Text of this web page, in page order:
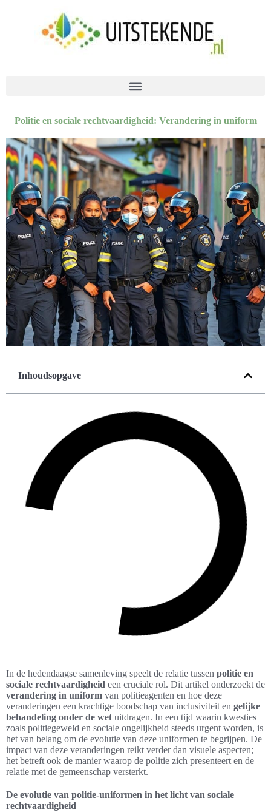
Politie en sociale rechtvaardigheid: Verandering in uniform
Inhoudsopgave
In de hedendaagse samenleving speelt de relatie tussen politie en
sociale rechtvaardigheid een cruciale rol. Dit artikel onderzoekt de
verandering in uniform van politieagenten en hoe deze
veranderingen een krachtige boodschap van inclusiviteit en gelijke
behandeling onder de wet uitdragen. In een tijd waarin kwesties
zoals politiegeweld en sociale ongelijkheid steeds urgent worden, is
het van belang om de evolutie van deze uniformen te begrijpen. De
impact van deze veranderingen reikt verder dan visuele aspecten;
het betreft ook de manier waarop de politie zich presenteert en de
relatie met de gemeenschap versterkt.
De evolutie van politie-uniformen in het licht van sociale
rechtvaardigheid